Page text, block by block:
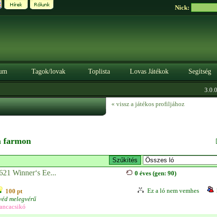
Nick:
Tagok/lovak Toplista Lovas Játékok Segítség
3.0.0.
« vissz a játékos profiljához
farmon
Winner‘s Ee...
100 pt
melegvérű
0 éves (gen: 90)
Ez a ló nem vemhes